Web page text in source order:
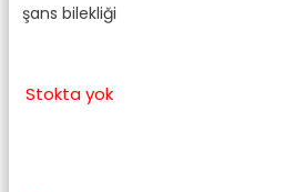
şans bilekliği
Stokta yok